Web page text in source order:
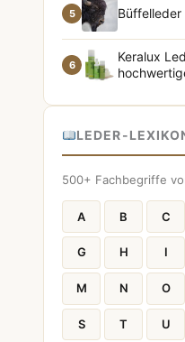
5 Büffelleder
6
Keralux
LEDER-
500+ Fachbegriffe
A B C
G H I
M N O
S T U